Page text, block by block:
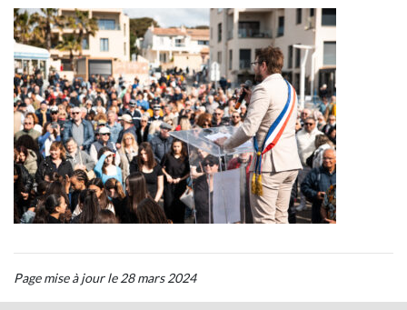
Page mise à jour le 28 mars 2024